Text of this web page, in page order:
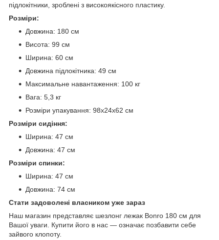
підлокітники, зроблені з високоякісного пластику.
Розміри:
Довжина: 180 см
Висота: 99 см
Ширина: 60 см
Довжина підлокітника: 49 см
Максимальне навантаження: 100 кг
Вага: 5,3 кг
Розміри упакування: 98х24х62 см
Розміри сидіння:
Ширина: 47 см
Довжина: 47 см
Розміри спинки:
Ширина: 47 см
Довжина: 74 см
Стати задоволені власником уже зараз
Наш магазин представляє шезлонг лежак Bonro 180 см для
Вашої уваги. Купити його в нас — означає позбавити себе
зайвого клопоту.